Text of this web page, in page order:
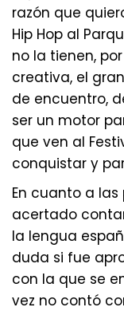
razón que
Hip Hop al
no la tienen,
creativa, el
de encuentro,
ser un motor
que ven al
conquistar y
En cuanto a
acertado
la lengua
duda si fue
con la que se
vez no contó